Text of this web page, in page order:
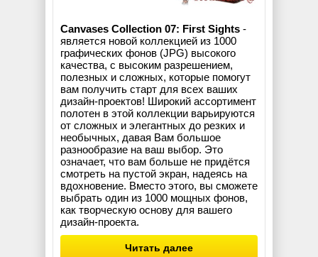
Canvases Collection 07: First Sights -
является новой коллекцией из 1000
графических фонов (JPG) высокого
качества, с высоким разрешением,
полезных и сложных, которые помогут
вам получить старт для всех ваших
дизайн-проектов! Широкий ассортимент
полотен в этой коллекции варьируются
от сложных и элегантных до резких и
необычных, давая Вам большое
разнообразие на ваш выбор. Это
означает, что вам больше не придётся
смотреть на пустой экран, надеясь на
вдохновение. Вместо этого, вы сможете
выбрать один из 1000 мощных фонов,
как творческую основу для вашего
дизайн-проекта.
Читать далее